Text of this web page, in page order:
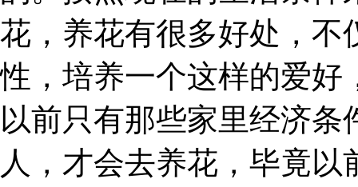
花，养花有很多好处，不
性，培养一个这样的爱好
以前只有那些家里经济
人，才会去养花，毕竟